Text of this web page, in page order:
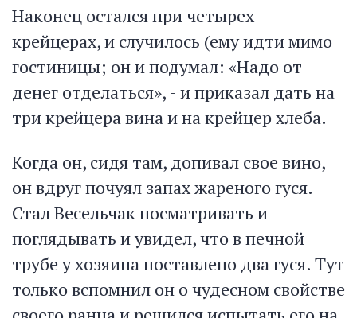
Наконец остался при четырех
крейцерах, и случилось (ему идти мимо
гостиницы; он и подумал: «Надо от
денег отделаться», - и приказал дать на
три крейцера вина и на крейцер хлеба.
Когда он, сидя там, допивал свое вино,
он вдруг почуял запах жареного гуся.
Стал Весельчак посматривать и
поглядывать и увидел, что в печной
трубе у хозяина поставлено два гуся. Тут
только вспомнил он о чудесном свойстве